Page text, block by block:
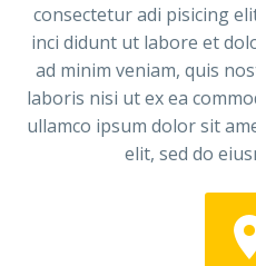
consectetur adi pisicing
inci didunt ut labore et
ad minim veniam, quis
laboris nisi ut ex ea
ullamco ipsum dolor sit
elit, sed do